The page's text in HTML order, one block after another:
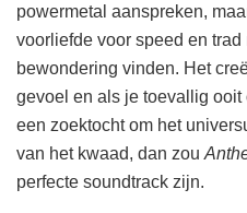
powermetal aanspreken,
voorliefde voor speed en trad
bewondering vinden. Het
gevoel en als je toevallig
een zoektocht om het
van het kwaad, dan zou
perfecte soundtrack zijn.